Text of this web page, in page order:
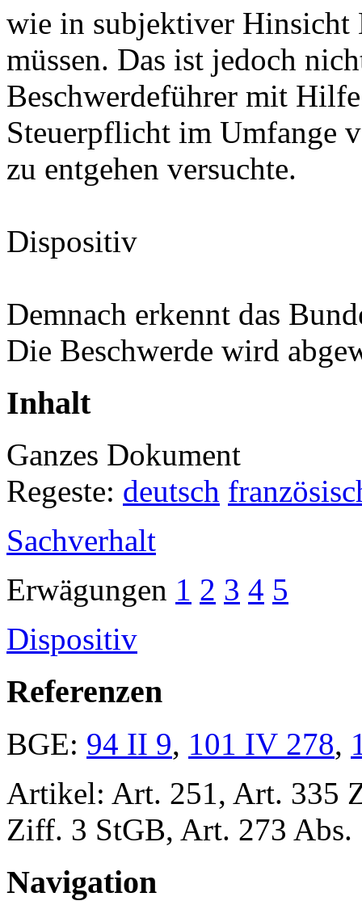
wie in subjektiver Hinsicht
müssen. Das ist jedoch
Beschwerdeführer mit
Steuerpflicht im Umfange
zu entgehen versuchte.
Dispositiv
Demnach erkennt das
Die Beschwerde wird
Inhalt
Ganzes Dokument
Regeste: deutsch
Sachverhalt
Erwägungen 1 2 3 4 5
Dispositiv
Referenzen
BGE: 94 II 9, 101 IV 278,
Artikel: Art. 251, Art. 335
Ziff. 3 StGB, Art. 273 Abs.
Navigation